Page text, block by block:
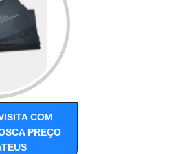
COM
PREÇO